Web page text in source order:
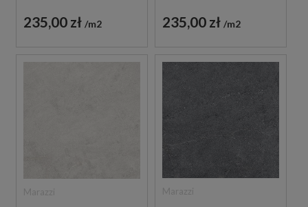
235,00 zł m2
IMITUJĄCA KAMIEŃ
235,00 zł m2